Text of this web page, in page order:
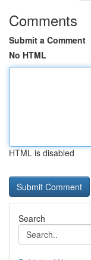
Comments
Submit a Comment
No HTML
HTML is disabled
Search